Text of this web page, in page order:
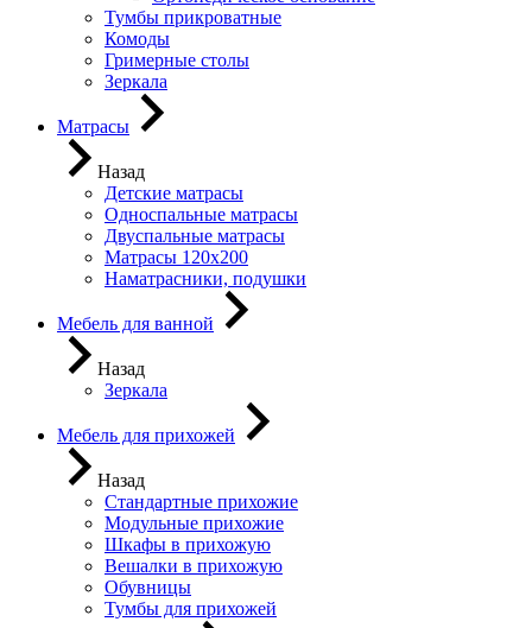
Тумбы прикроватные
Комоды
Гримерные столы
Зеркала
Матрасы
Назад
Детские матрасы
Односпальные матрасы
Двуспальные матрасы
Матрасы 120х200
Наматрасники, подушки
Мебель для ванной
Назад
Зеркала
Мебель для прихожей
Назад
Стандартные прихожие
Модульные прихожие
Шкафы в прихожую
Вешалки в прихожую
Обувницы
Тумбы для прихожей